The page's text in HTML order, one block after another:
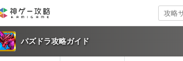
パズドラ攻略ガイド